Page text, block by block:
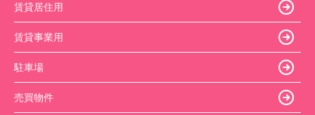
賃貸居住用
賃貸事業用
駐車場
売買物件